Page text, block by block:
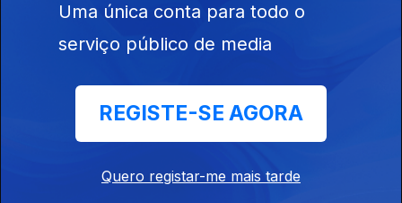
Uma única conta para todo o
serviço público de media
REGISTE-SE AGORA
Quero registar-me mais tarde